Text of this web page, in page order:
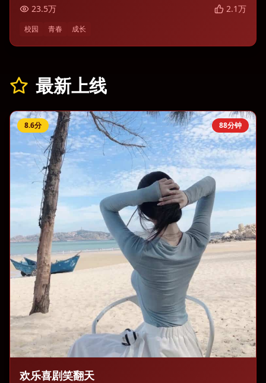
23.5万 2.1万
校园 青春 成长
最新上线
88分钟
8.6分
欢乐喜剧笑翻天